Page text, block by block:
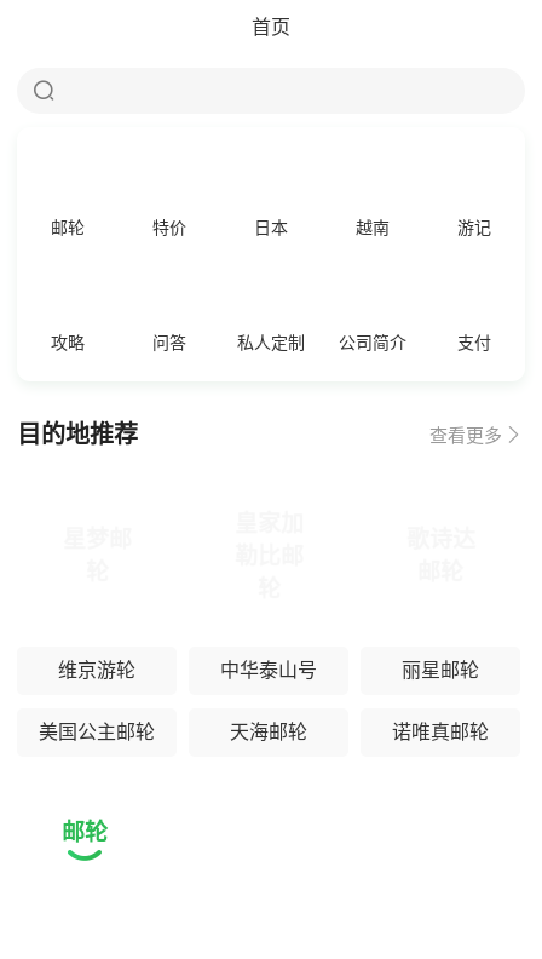
首页

邮轮 特价 日本 越南 游记
攻略 问答 私人定制 公司简介 支付
目的地推荐 查看更多 
维京游轮 中华泰山号 丽星邮轮
美国公主邮轮 天海邮轮 诺唯真邮轮
邮轮
